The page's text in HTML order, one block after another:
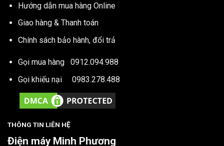
Hướng dẫn mua hàng Online
Giao hàng & Thanh toán
Chính sách bảo hành, đổi trả
Gọi mua hàng 0912.094.988
Gọi khiếu nại 0983.278.488
THÔNG TIN LIÊN HỆ
Điện máy Minh Phương